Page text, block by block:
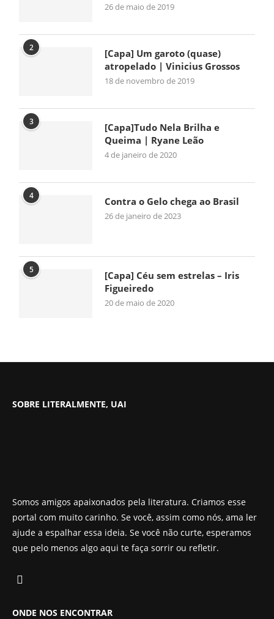
26 de maio de 2019
2
[Capa] Um garoto (quase)
atropelado | Vinicius Grossos
18 de novembro de 2019
3
[Capa]Tudo Nela Brilha e
Queima | Ryane Leão
4 de janeiro de 2020
4 Contra o Gelo chega ao Brasil
26 de janeiro de 2023
5
[Capa] Céu sem estrelas – Iris
Figueiredo
20 de maio de 2020
SOBRE LITERALMENTE, UAI
Somos amigos apaixonados pela literatura. Criamos esse
portal com muito carinho. Se você, assim como nós, ama ler
ajude a espalhar essa ideia. Se você não curte, esperamos
que pelo menos algo aqui te faça sorrir ou refletir.
ONDE NOS ENCONTRAR